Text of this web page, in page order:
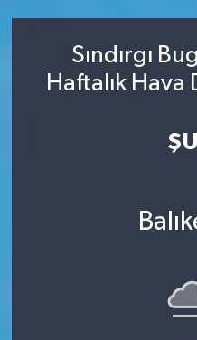
Sındırgı
Haftalık Hava
Süper Lig Puan